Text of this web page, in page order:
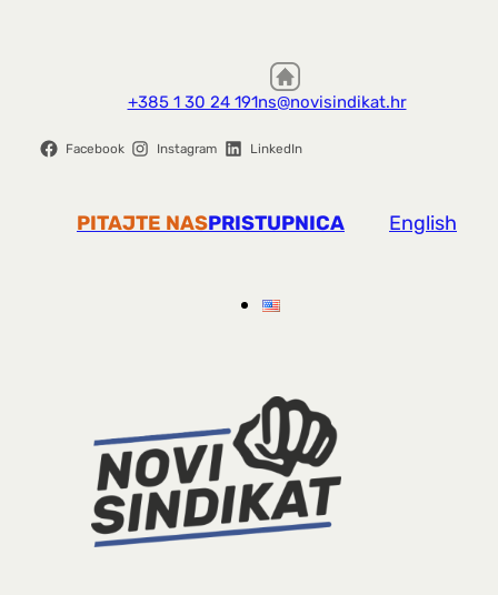
+385 1 30 24 191ns@novisindikat.hr
Facebook Instagram LinkedIn
PITAJTE NASPRISTUPNICA English